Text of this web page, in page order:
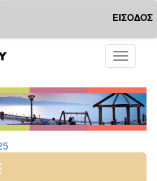
ΕΙΣΟΔΟΣ
Toggle